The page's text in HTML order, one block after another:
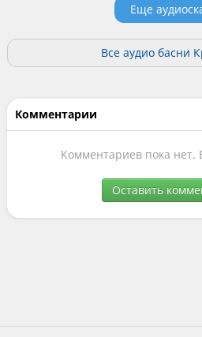
Еще
Все аудио басни
Комментарии
Комментариев пока нет.
Оставить